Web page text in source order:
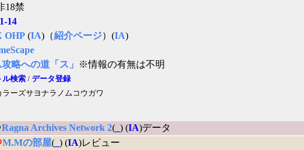
18禁
14
OHP (IA)（紹介ページ）(IA)
略への道「ス」 ※情報の有無は不明
ル検索 / データ登録
ラーズサヨナラノムコウガワ
Ragna Archives Network 2(_ ) (IA)データ
M.Mの部屋(_ ) (IA)レビュー